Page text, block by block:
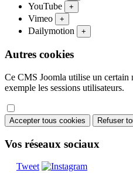
YouTube +
Vimeo +
Dailymotion +
Autres cookies
Ce CMS Joomla utilise un certain
exemple les sessions utilisateurs.
Accepter tous cookies Refuser
Vos réseaux sociaux
Tweet